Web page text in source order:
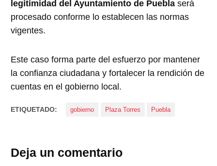
legitimidad del Ayuntamiento de Puebla será
procesado conforme lo establecen las normas
vigentes.
Este caso forma parte del esfuerzo por mantener
la confianza ciudadana y fortalecer la rendición de
cuentas en el gobierno local.
ETIQUETADO: gobierno Plaza Torres Puebla
Deja un comentario